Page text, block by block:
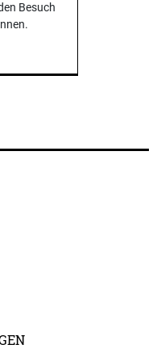
Besuch